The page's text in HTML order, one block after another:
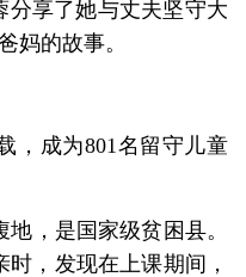
分享了她与丈夫坚守大
妈的故事。
，成为801名留守儿童
，是国家级贫困县。
时，发现在上课期间，